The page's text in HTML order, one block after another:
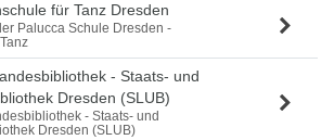
für Tanz Dresden
Palucca Schule Dresden -
- Staats- und
Dresden (SLUB)
- Staats- und
Dresden (SLUB)